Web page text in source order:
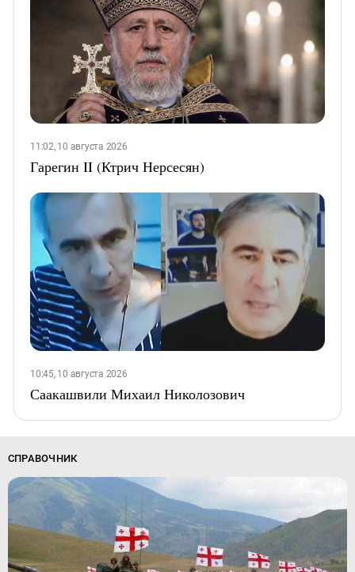
11:02, 10 августа 2026
Гарегин II (Ктрич Нерсесян)
10:45, 10 августа 2026
Саакашвили Михаил Николозович
СПРАВОЧНИК